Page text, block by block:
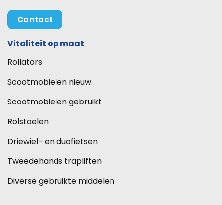
Contact
Vitaliteit op maat
Rollators
Scootmobielen nieuw
Scootmobielen gebruikt
Rolstoelen
Driewiel- en duofietsen
Tweedehands trapliften
Diverse gebruikte middelen